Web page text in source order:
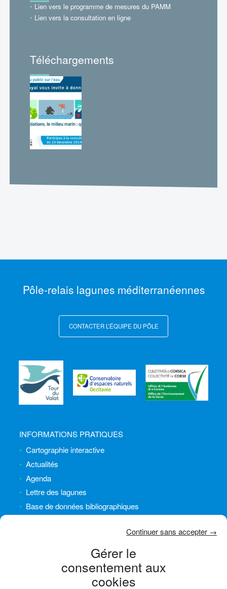
Gérer le
consentement aux
cookies
Continuer sans accepter →
Lien vers le programme de mesures du PAMM
Lien vers la consultation en ligne
Téléchargements
Pôle-relais lagunes méditerranéennes
CONTACTER L’ÉQUIPE DU PÔLE
INFORMATIONS PRATIQUES
Cartographie interactive
Actualités
Agenda
Lettre des lagunes
Base de données bibliographiques
Mentions légales
Politique de cookies (UE)